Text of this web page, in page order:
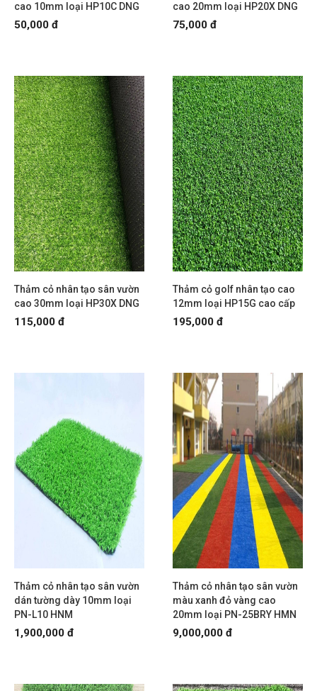
cao 10mm loại HP10C DNG
50,000 đ
cao 20mm loại HP20X DNG
75,000 đ
Thảm cỏ nhân tạo sân vườn
cao 30mm loại HP30X DNG
115,000 đ
Thảm cỏ golf nhân tạo cao
12mm loại HP15G cao cấp
195,000 đ
Thảm cỏ nhân tạo sân vườn
dán tường dày 10mm loại
PN-L10 HNM
1,900,000 đ
Thảm cỏ nhân tạo sân vườn
màu xanh đỏ vàng cao
20mm loại PN-25BRY HMN
9,000,000 đ